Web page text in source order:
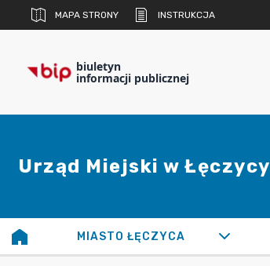
MAPA STRONY INSTRUKCJA
biuletyn
informacji publicznej
Urząd Miejski w Łęczycy
MIASTO ŁĘCZYCA